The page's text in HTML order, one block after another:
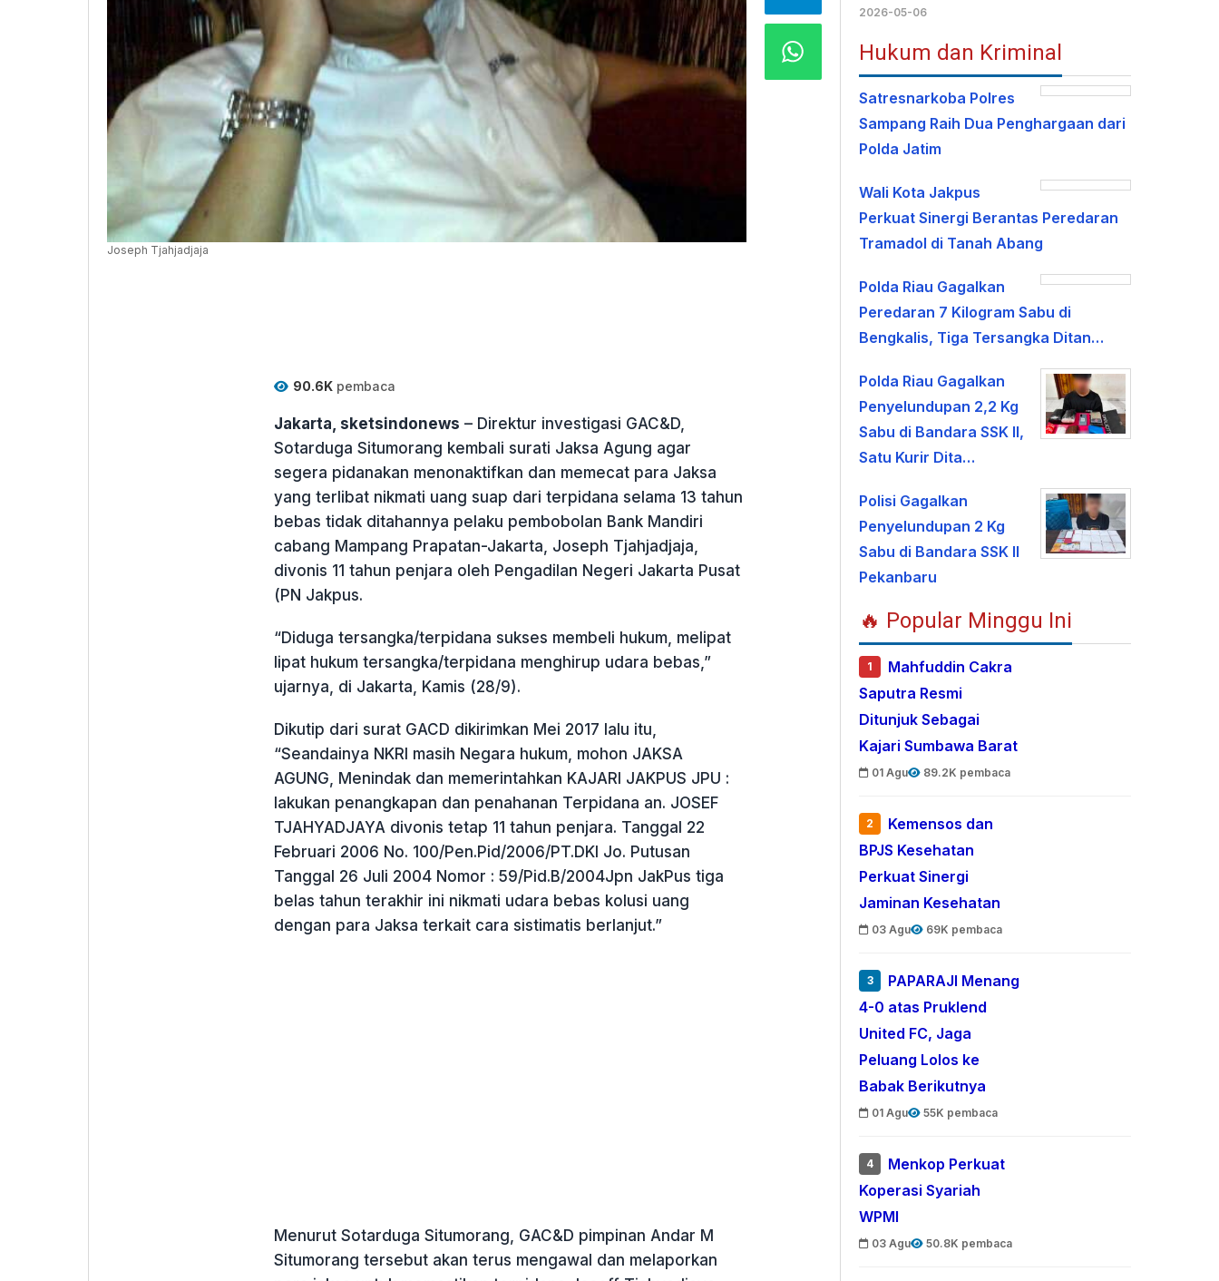
Joseph Tjahjadjaja
90.6Kpembaca
Jakarta, sketsindonews – Direktur investigasi GAC&D,
Sotarduga Situmorang kembali surati Jaksa Agung agar
segera pidanakan menonaktifkan dan memecat para Jaksa
yang terlibat nikmati uang suap dari terpidana selama 13 tahun
bebas tidak ditahannya pelaku pembobolan Bank Mandiri
cabang Mampang Prapatan-Jakarta, Joseph Tjahjadjaja,
divonis 11 tahun penjara oleh Pengadilan Negeri Jakarta Pusat
(PN Jakpus.
“Diduga tersangka/terpidana sukses membeli hukum, melipat
lipat hukum tersangka/terpidana menghirup udara bebas,”
ujarnya, di Jakarta, Kamis (28/9).
Dikutip dari surat GACD dikirimkan Mei 2017 lalu itu,
“Seandainya NKRI masih Negara hukum, mohon JAKSA
AGUNG, Menindak dan memerintahkan KAJARI JAKPUS JPU :
lakukan penangkapan dan penahanan Terpidana an. JOSEF
TJAHYADJAYA divonis tetap 11 tahun penjara. Tanggal 22
Februari 2006 No. 100/Pen.Pid/2006/PT.DKI Jo. Putusan
Tanggal 26 Juli 2004 Nomor : 59/Pid.B/2004Jpn JakPus tiga
belas tahun terakhir ini nikmati udara bebas kolusi uang
dengan para Jaksa terkait cara sistimatis berlanjut.”
Menurut Sotarduga Situmorang, GAC&D pimpinan Andar M
Situmorang tersebut akan terus mengawal dan melaporkan
2026-05-06
Hukum dan Kriminal
Satresnarkoba Polres
Sampang Raih Dua Penghargaan dari
Polda Jatim
Wali Kota Jakpus
Perkuat Sinergi Berantas Peredaran
Tramadol di Tanah Abang
Polda Riau Gagalkan
Peredaran 7 Kilogram Sabu di
Bengkalis, Tiga Tersangka Ditan…
Polda Riau Gagalkan
Penyelundupan 2,2 Kg
Sabu di Bandara SSK II,
Satu Kurir Dita…
Polisi Gagalkan
Penyelundupan 2 Kg
Sabu di Bandara SSK II
Pekanbaru
🔥 Popular Minggu Ini
1
Mahfuddin Cakra
Saputra Resmi
Ditunjuk Sebagai
Kajari Sumbawa Barat
01 Agu 89.2K pembaca
2
Kemensos dan
BPJS Kesehatan
Perkuat Sinergi
Jaminan Kesehatan
03 Agu 69K pembaca
3
PAPARAJI Menang
4-0 atas Pruklend
United FC, Jaga
Peluang Lolos ke
Babak Berikutnya
01 Agu 55K pembaca
4
Menkop Perkuat
Koperasi Syariah
WPMI
03 Agu 50.8K pembaca